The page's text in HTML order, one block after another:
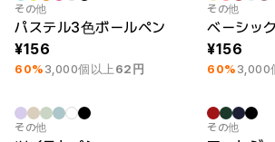
最小注文数量 100個
その他
パステル3色ボールペン
156
60% 3,000個以上 62円
最小注文数
その他
ベーシッ
156
60% 3,000
最小注文数量 50個
その他 最小注文数
その他